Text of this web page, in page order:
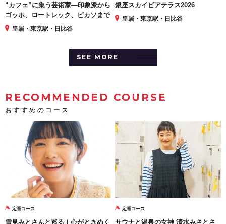
“カフェ”に集う芸術家―印象派から
ゴッホ、ロートレック、ピカソまで
皇居・東京駅・日比谷
銀座スカイビアテラス2026
皇居・東京駅・日比谷
SEE MORE
RECOMMENDED COURSE
おすすめのコース
定番コース
雪見みとさんと巡る！心がときめく
定番コース
サウナと温泉の女神 清水みさとさ